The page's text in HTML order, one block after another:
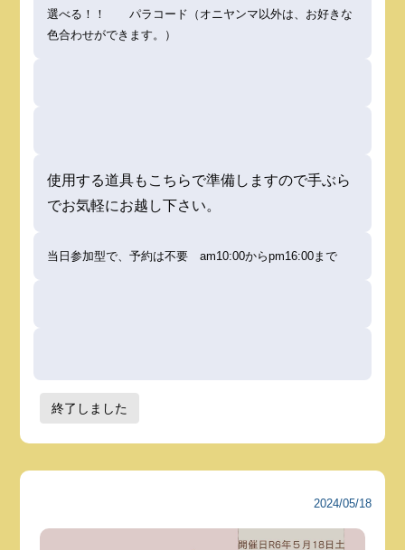
選べる！！ パラコード（オニヤンマ以外は、お好きな
色合わせができます。）
使用する道具もこちらで準備しますので手ぶら
でお気軽にお越し下さい。
当日参加型で、予約は不要 am10:00からpm16:00まで
終了しました
2024/05/18